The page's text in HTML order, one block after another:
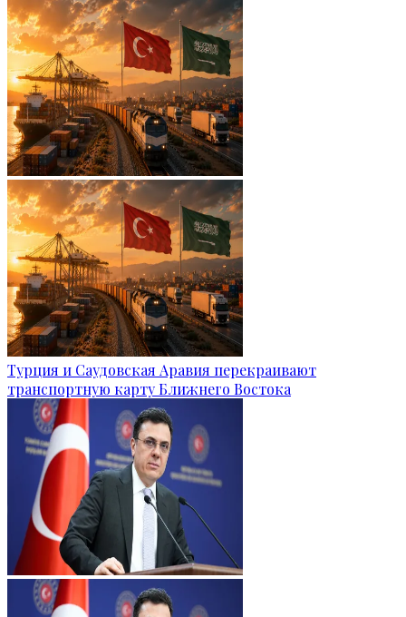
Турция и Саудовская Аравия перекраивают
транспортную карту Ближнего Востока